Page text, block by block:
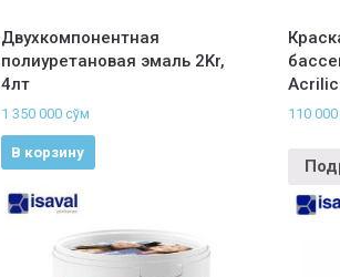
Двухкомпонентная
полиуретановая эмаль 2Kr,
4лт
1 350 000 сўм
В корзину
110 000